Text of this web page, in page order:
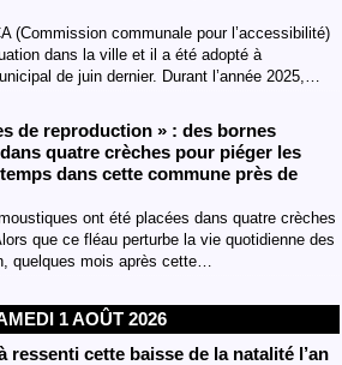
(Commission communale pour l’accessibilité)
dans la ville et il a été adopté à
de juin dernier. Durant l’année 2025,…
de reproduction » : des bornes
quatre crèches pour piéger les
dans cette commune près de
ont été placées dans quatre crèches
que ce fléau perturbe la vie quotidienne des
quelques mois après cette…
1 AOÛT 2026
ressenti cette baisse de la natalité l’an